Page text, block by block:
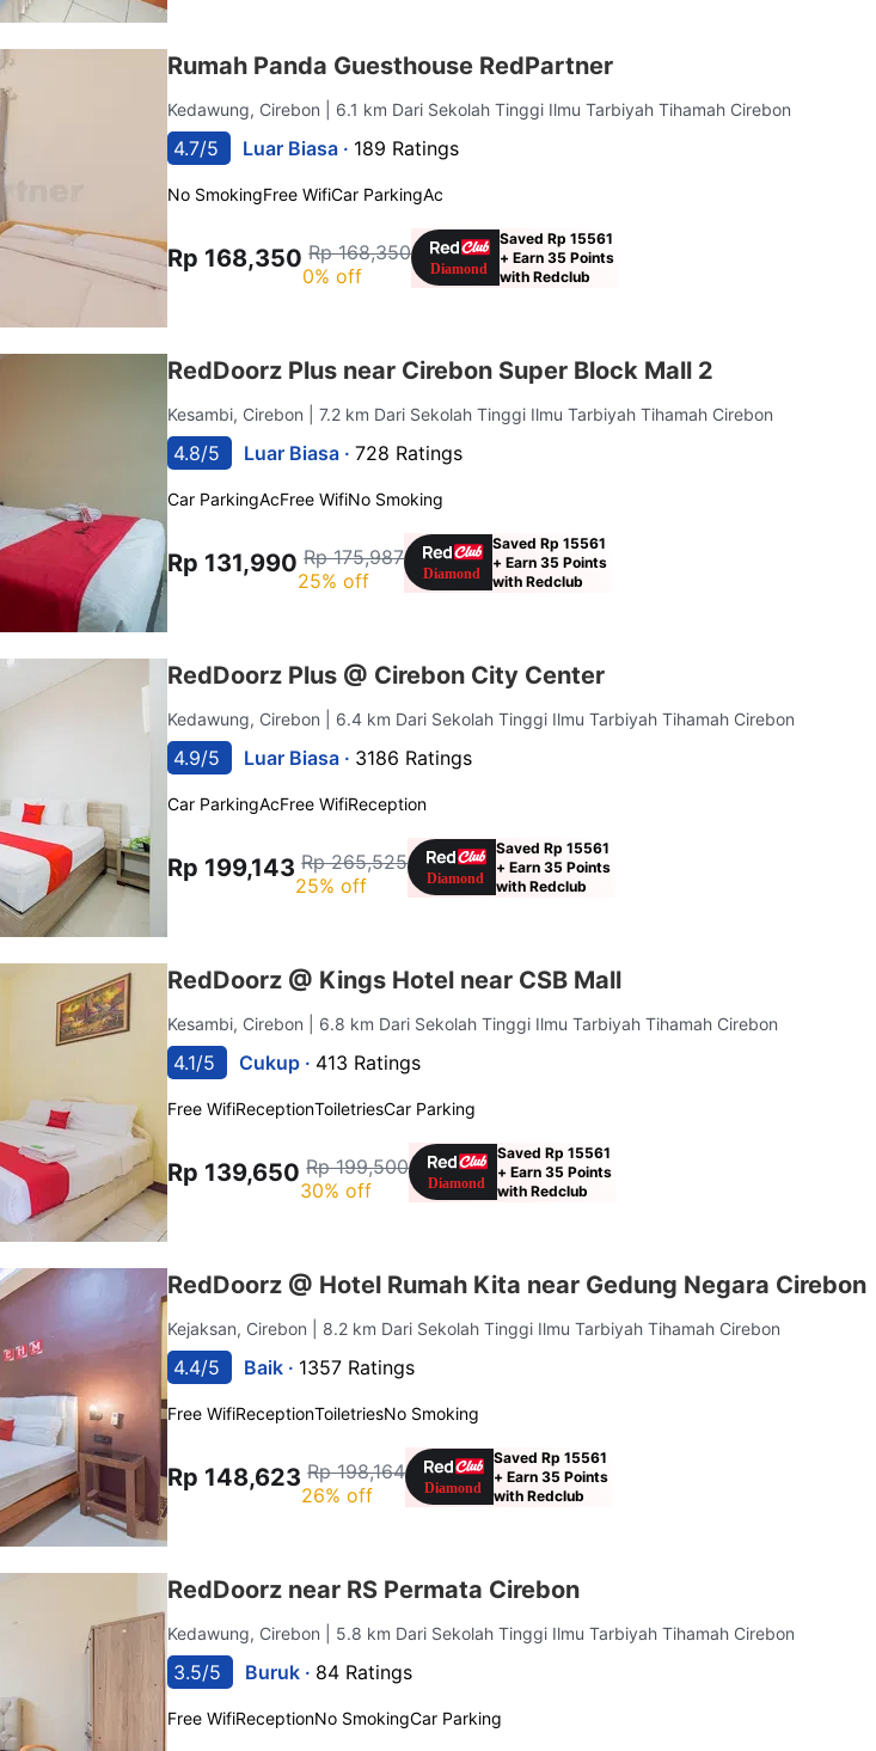
Rumah Panda Guesthouse RedPartner
Kedawung, Cirebon | 6.1 km Dari Sekolah Tinggi Ilmu Tarbiyah Tihamah Cirebon
4.7/5 Luar Biasa · 189 Ratings
No SmokingFree WifiCar ParkingAc
Rp 168,350 Rp 168,350
0% off
Saved Rp 15561
+ Earn 35 Points
with Redclub
RedDoorz Plus near Cirebon Super Block Mall 2
Kesambi, Cirebon | 7.2 km Dari Sekolah Tinggi Ilmu Tarbiyah Tihamah Cirebon
4.8/5 Luar Biasa ·728 Ratings
Car ParkingAcFree WifiNo Smoking
Rp 131,990 Rp 175,987
25% off
Saved Rp 15561
+ Earn 35 Points
with Redclub
RedDoorz Plus @ Cirebon City Center
Kedawung, Cirebon | 6.4 km Dari Sekolah Tinggi Ilmu Tarbiyah Tihamah Cirebon
4.9/5 Luar Biasa · 3186 Ratings
Car ParkingAcFree WifiReception
Rp 199,143 Rp 265,525
25% off
Saved Rp 15561
+ Earn 35 Points
with Redclub
RedDoorz @ Kings Hotel near CSB Mall
Kesambi, Cirebon | 6.8 km Dari Sekolah Tinggi Ilmu Tarbiyah Tihamah Cirebon
4.1/5 Cukup · 413 Ratings
Free WifiReceptionToiletriesCar Parking
Rp 139,650 Rp 199,500
30% off
Saved Rp 15561
+ Earn 35 Points
with Redclub
RedDoorz @ Hotel Rumah Kita near Gedung Negara Cirebon
Kejaksan, Cirebon | 8.2 km Dari Sekolah Tinggi Ilmu Tarbiyah Tihamah Cirebon
4.4/5 Baik · 1357 Ratings
Free WifiReceptionToiletriesNo Smoking
Rp 148,623 Rp 198,164
26% off
Saved Rp 15561
+ Earn 35 Points
with Redclub
RedDoorz near RS Permata Cirebon
Kedawung, Cirebon | 5.8 km Dari Sekolah Tinggi Ilmu Tarbiyah Tihamah Cirebon
3.5/5 Buruk · 84 Ratings
Free WifiReceptionNo SmokingCar Parking